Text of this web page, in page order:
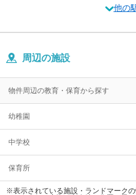
他の
周辺の施設
物件周辺の教育・保育から探す
幼稚園
中学校
保育所
※表示されている施設・ランドマーク